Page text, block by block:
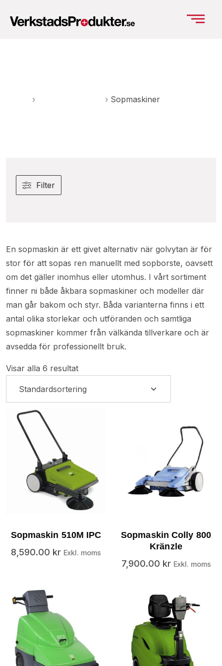
Filter
› › Sopmaskiner
En sopmaskin är ett givet alternativ när golvytan är för
stor för att sopas ren manuellt med sopborste, oavsett
om det gäller inomhus eller utomhus. I vårt sortiment
finner ni både åkbara sopmaskiner och modeller där
man går bakom och styr. Båda varianterna finns i ett
antal olika storlekar och utföranden och samtliga
sopmaskiner kommer från välkända tillverkare och är
avsedda för professionellt bruk.
Visar alla 6 resultat
Sopmaskin 510M IPC
8,590.00 kr Exkl. moms
Sopmaskin Colly 800
Kränzle
7,900.00 kr Exkl. moms